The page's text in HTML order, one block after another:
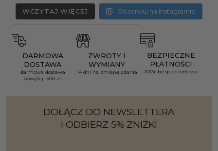
WCZYTAJ WIĘCEJ Obserwuj na Instagramie
DARMOWA
DOSTAWA
darmowa dostawa
powyżej 1500 zł
ZWROTY I
WYMIANY
14 dni na zmianę zdania
BEZPIECZNE
PŁATNOŚCI
100% bezpieczeństwa
DOŁĄCZ DO NEWSLETTERA
I ODBIERZ 5% ZNIŻKI